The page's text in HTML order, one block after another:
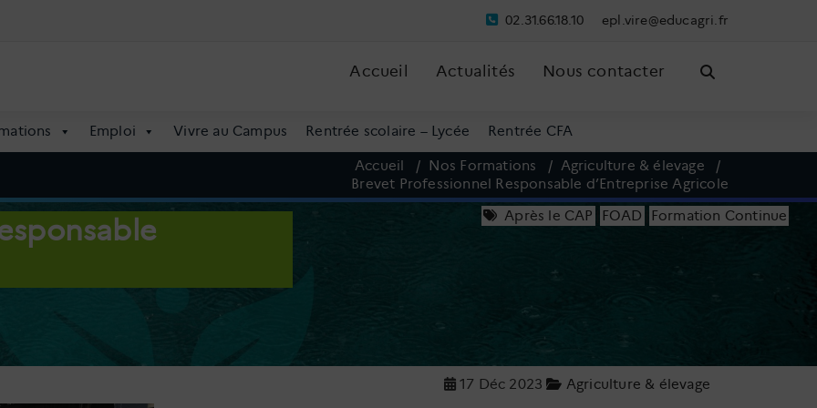
rf.
irgac
ude@e
riv.l
pe
02.31.66.18.10
Accueil Actualités Nous contacter
Emploi Vivre au Campus Rentrée scolaire – Lycée Rentrée CFA
Accueil / Nos Formations / Agriculture & élevage /
Brevet Professionnel Responsable d’Entreprise Agricole
Après le CAP FOAD Formation Continue
17 Déc 2023 Agriculture & élevage